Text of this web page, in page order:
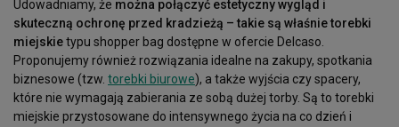
Udowadniamy, że można połączyć estetyczny wygląd i
skuteczną ochronę przed kradzieżą – takie są właśnie torebki
miejskietypu shopper bag dostępne w ofercie Delcaso.
Proponujemy również rozwiązania idealne na zakupy, spotkania
biznesowe (tzw. torebki biurowe), a także wyjścia czy spacery,
które nie wymagają zabierania ze sobą dużej torby. Są to torebki
miejskie przystosowane do intensywnego życia na co dzień i